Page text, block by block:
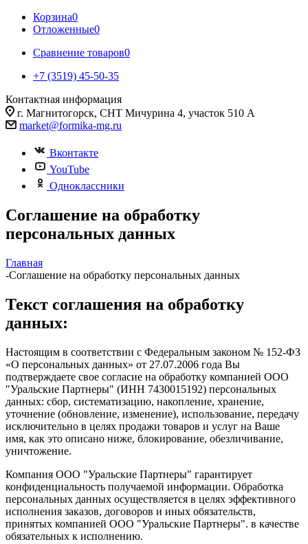
Корзина0
Отложенные0
Сравнение товаров0
+7 (3519) 45-50-35
Контактная информация
г. Магнитогорск, СНТ Мичурина 4, участок 510 А
market@formika-mg.ru
Вконтакте
YouTube
Одноклассники
Соглашение на обработку
персональных данных
Главная
-Соглашение на обработку персональных данных
Текст соглашения на обработку
данных:
Настоящим в соответствии с Федеральным законом № 152-ФЗ
«О персональных данных» от 27.07.2006 года Вы
подтверждаете свое согласие на обработку компанией ООО
"Уральские Партнеры" (ИНН 7430015192) персональных
данных: сбор, систематизацию, накопление, хранение,
уточнение (обновление, изменение), использование, передачу
исключительно в целях продажи товаров и услуг на Ваше
имя, как это описано ниже, блокирование, обезличивание,
уничтожение.
Компания ООО "Уральские Партнеры" гарантирует
конфиденциальность получаемой информации. Обработка
персональных данных осуществляется в целях эффективного
исполнения заказов, договоров и иных обязательств,
принятых компанией ООО "Уральские Партнеры". в качестве
обязательных к исполнению.